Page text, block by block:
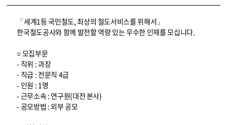
코레일소개_경영공시_채용공고 상세보기 – 내용, 파일, 담당자 연락처로 구성
「세계1등 국민철도, 최상의 철도서비스를 위해서」
한국철도공사와 함께 발전할 역량 있는 우수한 인재를 모십니다.
○ 모집부문
- 직위 : 과장
- 직급 : 전문직 4급
- 인원 : 1명
- 근무소속 : 연구원(대전 본사)
- 공모방법 : 외부 공모